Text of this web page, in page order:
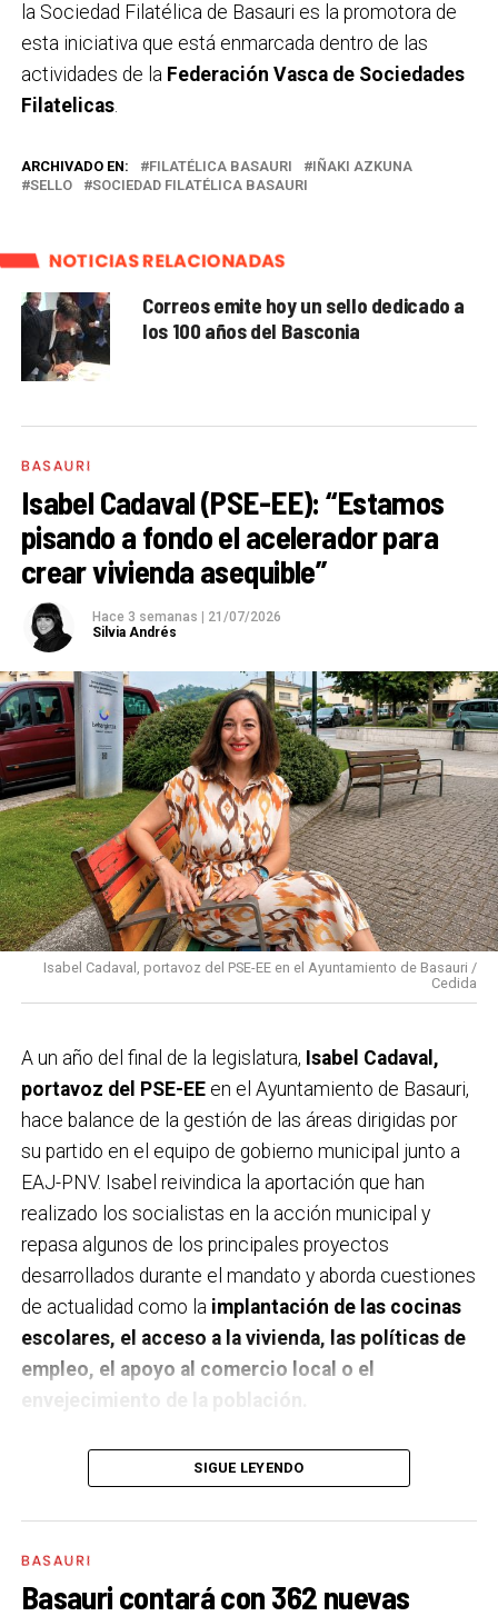
la Sociedad Filatélica de Basauri es la promotora de
esta iniciativa que está enmarcada dentro de las
actividades de la Federación Vasca de Sociedades
Filatelicas.
ARCHIVADO EN: FILATÉLICA BASAURI
IÑAKI AZKUNA
SELLO
SOCIEDAD FILATÉLICA BASAURI
NOTICIAS RELACIONADAS
Correos emite hoy un sello dedicado a
los 100 años del Basconia
BASAURI
Isabel Cadaval (PSE-EE): “Estamos
pisando a fondo el acelerador para
crear vivienda asequible”
Hace 3 semanas
21/07/2026
Silvia Andrés
Isabel Cadaval, portavoz del PSE-EE en el Ayuntamiento de Basauri /
Cedida
A un año del final de la legislatura, Isabel Cadaval,
portavoz del PSE-EEen el Ayuntamiento de Basauri,
hace balance de la gestión de las áreas dirigidas por
su partido en el equipo de gobierno municipal junto a
EAJ-PNV. Isabel reivindica la aportación que han
realizado los socialistas en la acción municipal y
repasa algunos de los principales proyectos
desarrollados durante el mandato y aborda cuestiones
de actualidad como la implantación de las cocinas
escolares, el acceso a la vivienda, las políticas de
empleo, el apoyo al comercio local o el
envejecimiento de la población.
A un año de acabar la legislatura, ¿qué balance
haces de la gestión del PSE en tus áreas dentro
del equipo de gobierno y qué proyectos
los gobiernos sirve para transformar y mejorar la vida
SIGUE LEYENDO
BASAURI
Basauri contará con 362 nuevas